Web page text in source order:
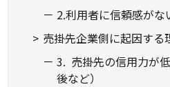
2.利用者に信頼感がな
売掛先企業側に起因する
3. 売掛先の信用力が
後など）